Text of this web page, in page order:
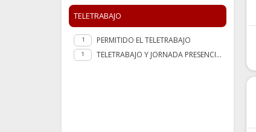
TELETRABAJO
1 PERMITIDO EL TELETRABAJO
1 TELETRABAJO Y JORNADA PRESENCIAL